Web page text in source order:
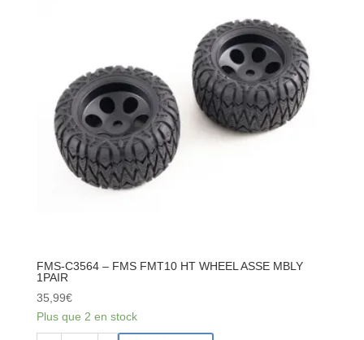
FMS-C3564 – FMS FMT10 HT WHEEL ASSE MBLY
1PAIR
35,99€
Plus que 2 en stock